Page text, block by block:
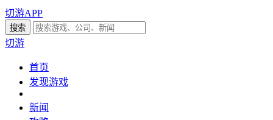
切游APP
切游
首页
发现游戏
新闻